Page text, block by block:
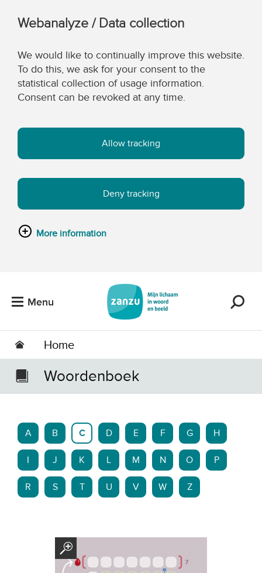
Webanalyze / Data collection
We would like to continually improve this website.
To do this, we ask for your consent to the
statistical collection of usage information.
Consent can be revoked at any time.
Allow tracking
Deny tracking
More information
Menu
Home
Woordenboek
A B C D E F G H
J K L M N O P
R S T U V W Z